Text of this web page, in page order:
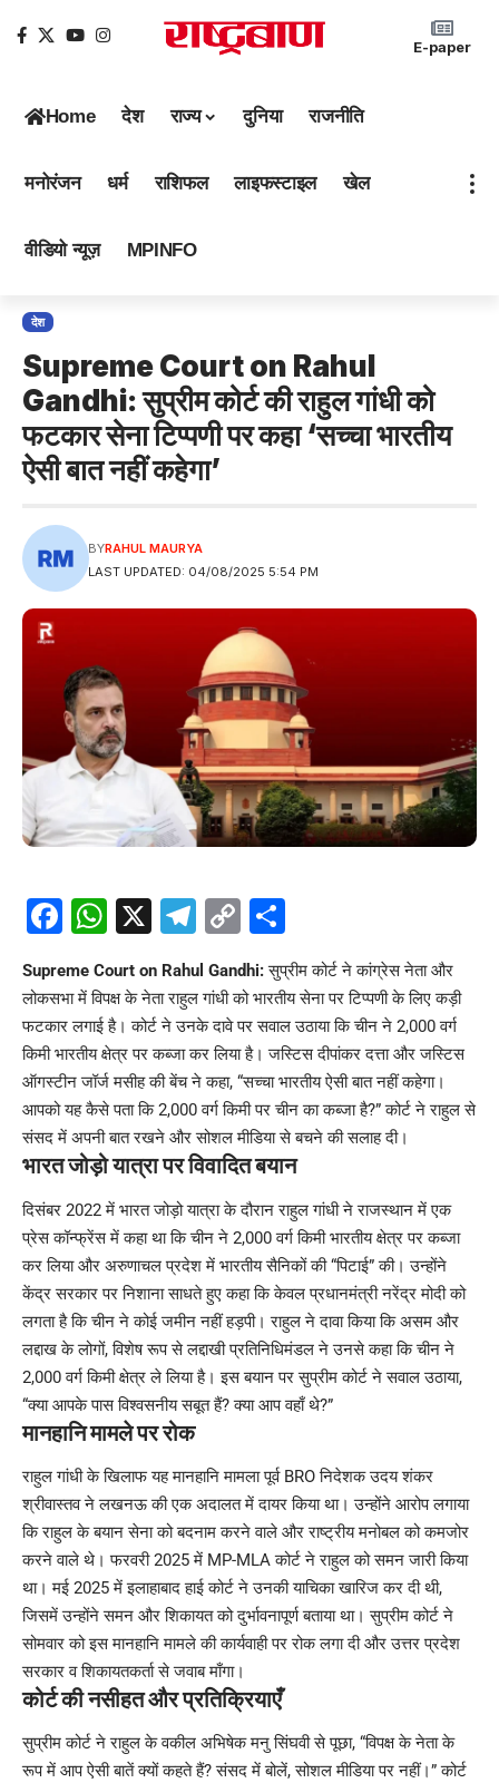
E-paper
Home देश राज्य दुनिया राजनीति
मनोरंजन धर्म राशिफल लाइफस्टाइल खेल
वीडियो न्यूज़ MPINFO
देश
Supreme Court on Rahul
Gandhi: सुप्रीम कोर्ट की राहुल गांधी को
फटकार सेना टिप्पणी पर कहा ‘सच्चा भारतीय
ऐसी बात नहीं कहेगा’
LAST UPDATED: 04/08/2025 5:54 PM
BYRAHUL MAURYA
Facebook
WhatsApp
X Telegram
Copy
Link
Supreme Court on Rahul Gandhi:सुप्रीम कोर्ट ने कांग्रेस नेता और
लोकसभा में विपक्ष के नेता राहुल गांधी को भारतीय सेना पर टिप्पणी के लिए कड़ी
फटकार लगाई है। कोर्ट ने उनके दावे पर सवाल उठाया कि चीन ने 2,000 वर्ग
किमी भारतीय क्षेत्र पर कब्जा कर लिया है। जस्टिस दीपांकर दत्ता और जस्टिस
ऑगस्टीन जॉर्ज मसीह की बेंच ने कहा, “सच्चा भारतीय ऐसी बात नहीं कहेगा।
आपको यह कैसे पता कि 2,000 वर्ग किमी पर चीन का कब्जा है?” कोर्ट ने राहुल से
संसद में अपनी बात रखने और सोशल मीडिया से बचने की सलाह दी।
भारत जोड़ो यात्रा पर विवादित बयान
दिसंबर 2022 में भारत जोड़ो यात्रा के दौरान राहुल गांधी ने राजस्थान में एक
प्रेस कॉन्फ्रेंस में कहा था कि चीन ने 2,000 वर्ग किमी भारतीय क्षेत्र पर कब्जा
कर लिया और अरुणाचल प्रदेश में भारतीय सैनिकों की “पिटाई” की। उन्होंने
केंद्र सरकार पर निशाना साधते हुए कहा कि केवल प्रधानमंत्री नरेंद्र मोदी को
लगता है कि चीन ने कोई जमीन नहीं हड़पी। राहुल ने दावा किया कि असम और
लद्दाख के लोगों, विशेष रूप से लद्दाखी प्रतिनिधिमंडल ने उनसे कहा कि चीन ने
2,000 वर्ग किमी क्षेत्र ले लिया है। इस बयान पर सुप्रीम कोर्ट ने सवाल उठाया,
“क्या आपके पास विश्वसनीय सबूत हैं? क्या आप वहाँ थे?”
मानहानि मामले पर रोक
राहुल गांधी के खिलाफ यह मानहानि मामला पूर्व BRO निदेशक उदय शंकर
श्रीवास्तव ने लखनऊ की एक अदालत में दायर किया था। उन्होंने आरोप लगाया
कि राहुल के बयान सेना को बदनाम करने वाले और राष्ट्रीय मनोबल को कमजोर
करने वाले थे। फरवरी 2025 में MP-MLA कोर्ट ने राहुल को समन जारी किया
था। मई 2025 में इलाहाबाद हाई कोर्ट ने उनकी याचिका खारिज कर दी थी,
जिसमें उन्होंने समन और शिकायत को दुर्भावनापूर्ण बताया था। सुप्रीम कोर्ट ने
सोमवार को इस मानहानि मामले की कार्यवाही पर रोक लगा दी और उत्तर प्रदेश
सरकार व शिकायतकर्ता से जवाब माँगा।
कोर्ट की नसीहत और प्रतिक्रियाएँ
सुप्रीम कोर्ट ने राहुल के वकील अभिषेक मनु सिंघवी से पूछा, “विपक्ष के नेता के
रूप में आप ऐसी बातें क्यों कहते हैं? संसद में बोलें, सोशल मीडिया पर नहीं।” कोर्ट